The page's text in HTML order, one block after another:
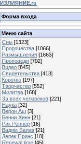
ИЗЛИЯНИЕ.ru
Форма входа
Меню сайта
Сны [1323]
Пророчества [1066]
Размышления [1663]
Проповеди [702]
Видео [845]
Свидетельства [413]
Коротко [197]
Творчество [552]
Молитва [168]
За всех человеков [221]
Наука [32]
Верон Аш [3]
Бенни Хинн [21]
Рик Реннер [16]
Вадим Балев [21]
Дерек Принс [18]
Renewal time [45]